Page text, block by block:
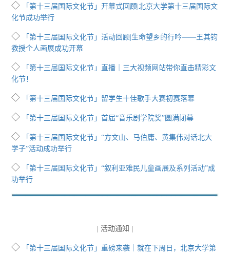
◇
「第十三届国际文化节」开幕式回顾|北京大学第十三届国际文
化节成功举行
◇
「第十三届国际文化节」活动回顾|生命望乡的行吟——王其钧
教授个人画展成功开幕
◇
「第十三届国际文化节」直播｜三大视频网站带你直击精彩文
化节！
◇ 「第十三届国际文化节」留学生十佳歌手大赛初赛落幕
◇ 「第十三届国际文化节」首届“音乐剧学院奖”圆满闭幕
◇
「第十三届国际文化节」“方文山、马伯庸、黄集伟对话北大
学子”活动成功举行
◇
「第十三届国际文化节」“叙利亚难民儿童画展及系列活动”成
功举行
| 活动通知 |
◇
「第十三届国际文化节」重磅来袭｜就在下周日，北京大学第